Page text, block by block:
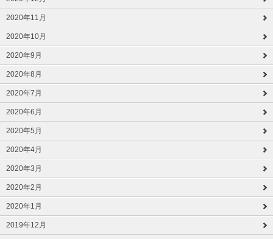
2020年11月
2020年10月
2020年9月
2020年8月
2020年7月
2020年6月
2020年5月
2020年4月
2020年3月
2020年2月
2020年1月
2019年12月